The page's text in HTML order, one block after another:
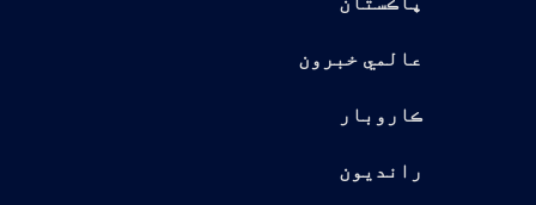
عالمي خبرون
ڪاروبار
رانديون